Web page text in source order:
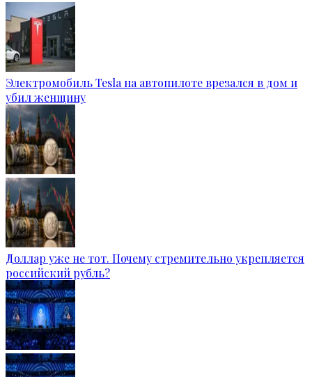
Электромобиль Tesla на автопилоте врезался в дом и
убил женщину
Доллар уже не тот. Почему стремительно укрепляется
российский рубль?